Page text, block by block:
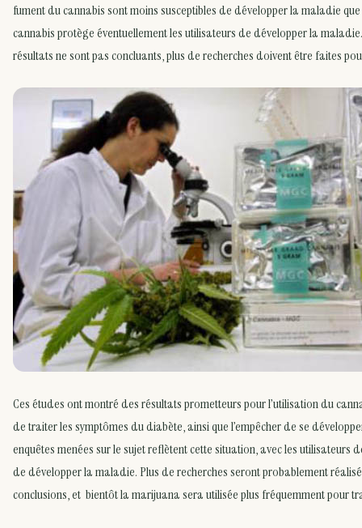
fument du cannabis sont moins susceptibles de développer la maladie
cannabis protège éventuellement les utilisateurs de développer la maladie.
résultats ne sont pas concluants, plus de recherches doivent être faites
Ces études ont montré des résultats prometteurs pour l’utilisation du
de traiter les symptômes du diabète, ainsi que l’empêcher de se
enquêtes menées sur le sujet reflètent cette situation, avec les utilisateurs
de développer la maladie. Plus de recherches seront probablement
conclusions, et bientôt la marijuana sera utilisée plus fréquemment pour